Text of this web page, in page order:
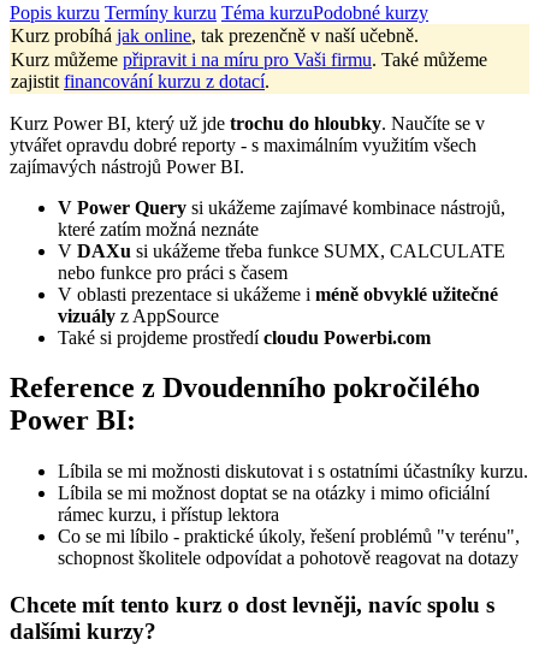
Popis kurzu Termíny kurzu Téma kurzuPodobné kurzy
Kurz probíhá jak online, tak prezenčně v naší učebně.
Kurz můžeme připravit i na míru pro Vaši firmu. Také můžeme
zajistit financování kurzu z dotací.
Kurz Power BI, který už jde trochu do hloubky. Naučíte se v
ytvářet opravdu dobré reporty - s maximálním využitím všech
zajímavých nástrojů Power BI.
V Power Query si ukážeme zajímavé kombinace nástrojů,
které zatím možná neznáte
V DAXu si ukážeme třeba funkce SUMX, CALCULATE
nebo funkce pro práci s časem
V oblasti prezentace si ukážeme i méně obvyklé užitečné
vizuály z AppSource
Také si projdeme prostředícloudu Powerbi.com
Reference z Dvoudenního pokročilého
Power BI:
Líbila se mi možnosti diskutovat i s ostatními účastníky kurzu.
Líbila se mi možnost doptat se na otázky i mimo oficiální
rámec kurzu, i přístup lektora
Co se mi líbilo - praktické úkoly, řešení problémů "v terénu",
schopnost školitele odpovídat a pohotově reagovat na dotazy
Chcete mít tento kurz o dost levněji, navíc spolu s
dalšími kurzy?